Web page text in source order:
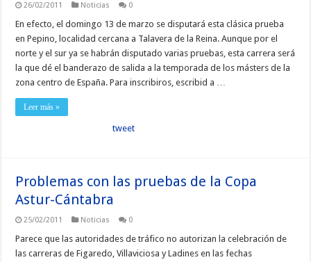
26/02/2011 Noticias 0
En efecto, el domingo 13 de marzo se disputará esta clásica prueba
en Pepino, localidad cercana a Talavera de la Reina. Aunque por el
norte y el sur ya se habrán disputado varias pruebas, esta carrera será
la que dé el banderazo de salida a la temporada de los másters de la
zona centro de España. Para inscribiros, escribid a …
Leer más »
tweet
Problemas con las pruebas de la Copa
Astur-Cántabra
25/02/2011 Noticias 0
Parece que las autoridades de tráfico no autorizan la celebración de
las carreras de Figaredo, Villaviciosa y Ladines en las fechas